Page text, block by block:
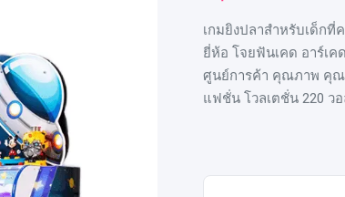
เกมยิงปลาสําหรับเด็กที่
ยี่ห้อ โจยฟันเคด อาร์เค
ศูนย์การค้า คุณภาพ คุณภ
แฟชั่น โวลเตชั่น 220 วอ